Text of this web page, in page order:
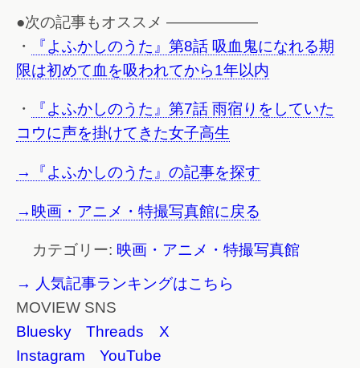
●次の記事もオススメ ——————
・
『よふかしのうた』第8話 吸血鬼になれる期
限は初めて血を吸われてから1年以内
・
『よふかしのうた』第7話 雨宿りをしていた
コウに声を掛けてきた女子高生
→『よふかしのうた』の記事を探す
→映画・アニメ・特撮写真館に戻る
カテゴリー: 映画・アニメ・特撮写真館
→ 人気記事ランキングはこちら
MOVIEW SNS
Bluesky
Threads
X
Instagram
YouTube